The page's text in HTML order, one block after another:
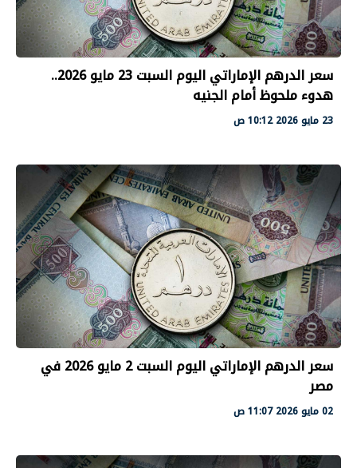
سعر الدرهم الإماراتي اليوم السبت 23 مايو 2026..
هدوء ملحوظ أمام الجنيه
23 مايو 2026 10:12 ص
سعر الدرهم الإماراتي اليوم السبت 2 مايو 2026 في
مصر
02 مايو 2026 11:07 ص